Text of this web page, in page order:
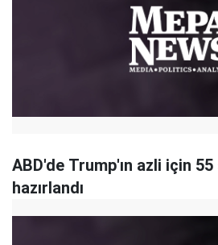
ABD'de Trump'ın azli için
hazırlandı